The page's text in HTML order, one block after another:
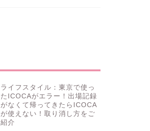
ライフスタイル：東京で使っ
たICOCAがエラー！出場記録
がなくて帰ってきたらICOCA
が使えない！取り消し方をご
紹介